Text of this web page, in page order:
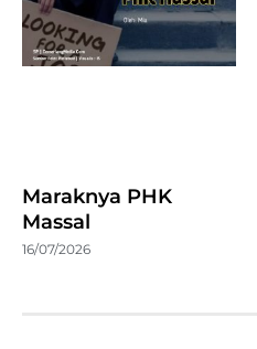
Maraknya PHK
Massal
16/07/2026